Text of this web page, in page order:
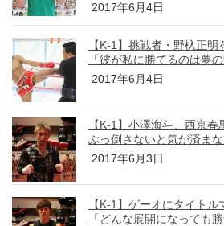
2017年6月4日
【K-1】挑戦者・野杁正
「彼が私に勝てるのは夢
2017年6月4日
【K-1】小澤海斗、西京
ぶっ倒さないと気が済ま
2017年6月3日
【K-1】ゲーオにタイト
「どんな展開になっても